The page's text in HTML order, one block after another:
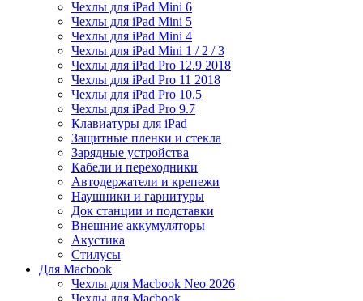
Чехлы для iPad Mini 6
Чехлы для iPad Mini 5
Чехлы для iPad Mini 4
Чехлы для iPad Mini 1 / 2 / 3
Чехлы для iPad Pro 12.9 2018
Чехлы для iPad Pro 11 2018
Чехлы для iPad Pro 10.5
Чехлы для iPad Pro 9.7
Клавиатуры для iPad
Защитные пленки и стекла
Зарядные устройства
Кабели и переходники
Автодержатели и крепежи
Наушники и гарнитуры
Док станции и подставки
Внешние аккумуляторы
Акустика
Стилусы
Для Macbook
Чехлы для Macbook Neo 2026
Чехлы для Macbook